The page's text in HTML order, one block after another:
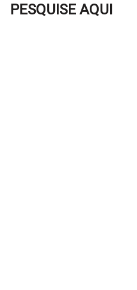
PESQUISE AQUI